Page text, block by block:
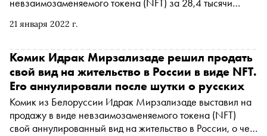
21 января 2022 г.
невзаимозаменяемого токена (NFT) за 28,4 тысячи
телеграм-канал Mash
Комик Идрак Мирзализаде решил продать
свой вид на жительство в России в виде NFT.
Его аннулировали после шутки о русских
Комик из Белоруссии Идрак Мирзализаде выставил на
продажу в виде невзаимозаменяемого токена (NFT)
свой аннулированный вид на жительство в России, о чем